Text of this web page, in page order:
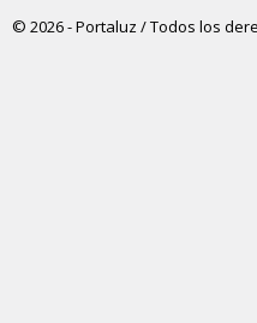
© 2026 - Portaluz / Todos los